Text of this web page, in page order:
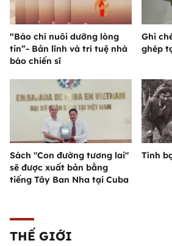
“Báo chí nuôi dưỡng lòng
tin”- Bản lĩnh và trí tuệ nhà
báo chiến sĩ
Ghi
ghép
Sách "Con đường tương lai"
sẽ được xuất bản bằng
tiếng Tây Ban Nha tại Cuba
Tình
THẾ GIỚI